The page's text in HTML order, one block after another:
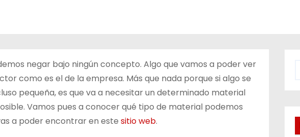
negar bajo ningún concepto. Algo que vamos a poder ver
como es el de la empresa. Más que nada porque si algo se
pequeña, es que va a necesitar un determinado material
Vamos pues a conocer qué tipo de material podemos
a poder encontrar en este sitio web.